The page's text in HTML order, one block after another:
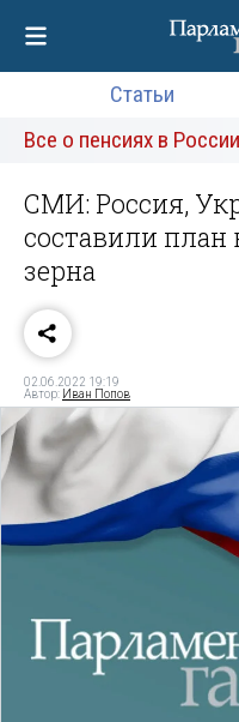
Статьи
Все о пенсиях в России
СМИ: Россия,
составили план
зерна
02.06.2022 19:19
Автор: Иван Попов